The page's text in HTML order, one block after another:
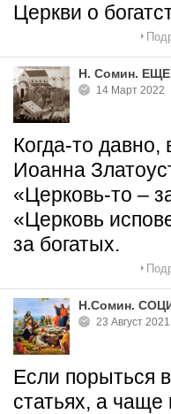
Церкви о
Н. Сомин.
14 Март 2022
Когда-то давно,
Иоанна
«Церковь-то –
«Церковь
за богатых.
Н.Сомин.
23 Август 2021
Если порыться
статьях, а